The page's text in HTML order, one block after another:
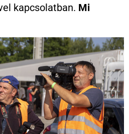
kapcsolatban. Mi